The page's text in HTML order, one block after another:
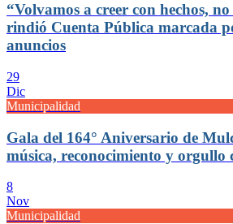
“Volvamos a creer con hechos,
rindió Cuenta Pública marcada
anuncios
29
Dic
Municipalidad
Gala del 164° Aniversario de
música, reconocimiento y orgullo
8
Nov
Municipalidad